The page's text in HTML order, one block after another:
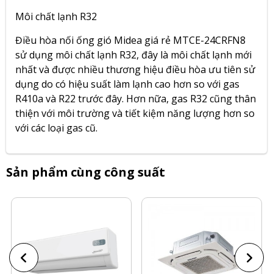
Môi chất lạnh R32
Điều hòa nối ống gió Midea giá rẻ MTCE-24CRFN8
sử dụng môi chất lạnh R32, đây là môi chất lạnh mới
nhất và được nhiều thương hiệu điều hòa ưu tiên sử
dụng do có hiệu suất làm lạnh cao hơn so với gas
R410a và R22 trước đây. Hơn nữa, gas R32 cũng thân
thiện với môi trường và tiết kiệm năng lượng hơn so
với các loại gas cũ.
Sản phẩm cùng công suất